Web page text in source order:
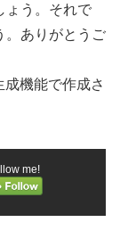
ょう。それで
。ありがとうご
機能で作成さ
me!